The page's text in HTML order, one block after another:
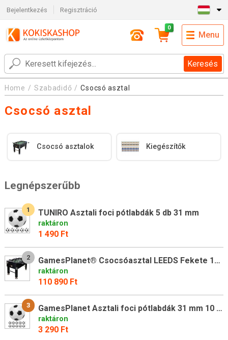
Bejelentkezés Regisztráció
Keresés
0
Menu
Home Szabadidő Csocsó asztal
Csocsó asztal
Csocsó asztalok Kiegészítők
Legnépszerűbb
1 TUNIRO Asztali foci pótlabdák 5 db 31 mm
raktáron
1 490 Ft
2 GamesPlanet® Csocsóasztal LEEDS Fekete 140 x 73 cm
raktáron
110 890 Ft
3 GamesPlanet Asztali foci pótlabdák 31 mm 10 db
raktáron
3 290 Ft